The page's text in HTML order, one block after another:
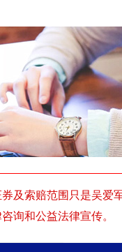
券及索赔范围只是吴
询和公益法律宣传。